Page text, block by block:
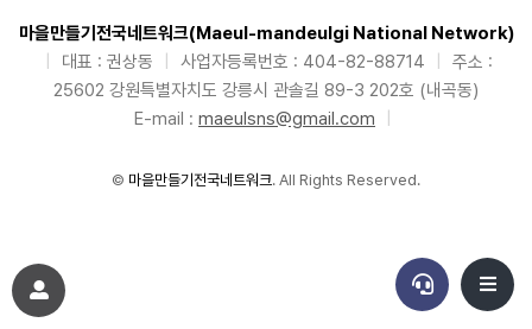
마을만들기전국네트워크(Maeul-mandeulgi National Network)
대표 : 권상동 사업자등록번호 : 404-82-88714
주소 :
25602 강원특별자치도 강릉시 관솔길 89-3 202호 (내곡동)
E-mail : maeulsns@gmail.com
© 마을만들기전국네트워크. All Rights Reserved.